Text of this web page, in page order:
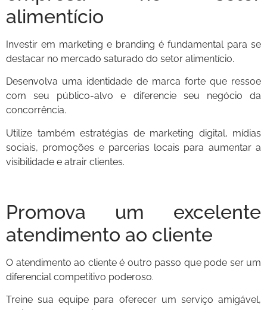
alimentício
Investir em marketing e branding é fundamental para se
destacar no mercado saturado do setor alimentício.
Desenvolva uma identidade de marca forte que ressoe
com seu público-alvo e diferencie seu negócio da
concorrência.
Utilize também estratégias de marketing digital, mídias
sociais, promoções e parcerias locais para aumentar a
visibilidade e atrair clientes.
Promova um excelente
atendimento ao cliente
O atendimento ao cliente é outro passo que pode ser um
diferencial competitivo poderoso.
Treine sua equipe para oferecer um serviço amigável,